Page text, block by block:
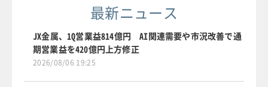
最新ニュース
JX金属、1Q営業益814億円 AI関連需要や市況改善で通
期営業益を420億円上方修正
2026/08/06 19:25